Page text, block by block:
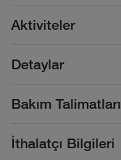
Detaylar
Aktiviteler
Bakım Talimatları
İthalatçı Bilgileri